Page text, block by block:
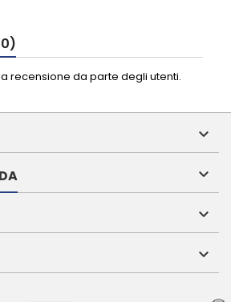
recensione da parte degli utenti.



